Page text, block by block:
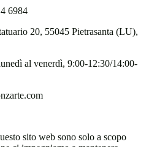
6984
20, 55045 Pietrasanta (LU),
al venerdì, 9:00-12:30/14:00-
sito web sono solo a scopo